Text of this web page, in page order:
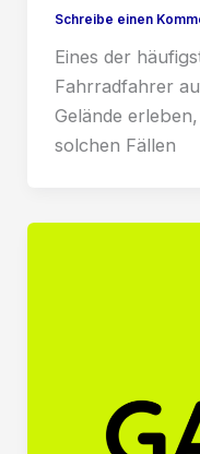
Schreibe einen
Eines der
Fahrradfahrer
Gelände
solchen Fällen